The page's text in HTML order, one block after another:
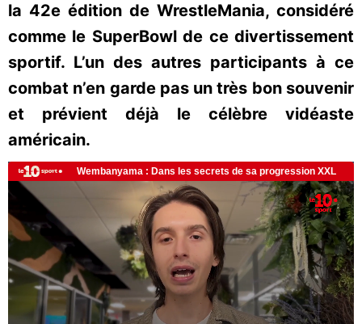
la 42e édition de WrestleMania, considéré
comme le SuperBowl de ce divertissement
sportif. L’un des autres participants à ce
combat n’en garde pas un très bon souvenir
et prévient déjà le célèbre vidéaste
américain.